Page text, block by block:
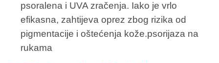
psoralena i UVA zračenja. Iako je vrlo
efikasna, zahtijeva oprez zbog rizika od
pigmentacije i oštećenja kože.psorijaza na
rukama